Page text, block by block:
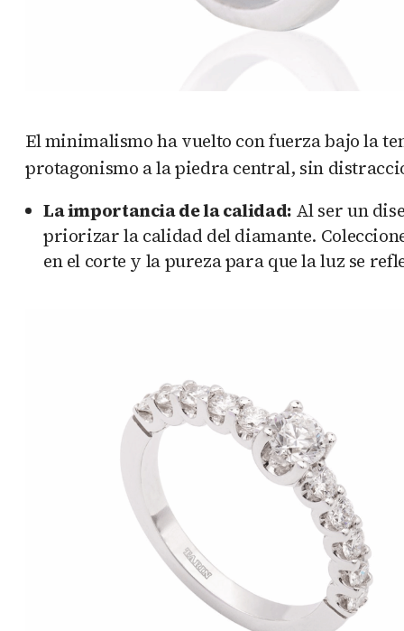
El minimalismo ha vuelto con fuerza bajo la
protagonismo a la piedra central, sin
La importancia de la calidad:Al ser un
priorizar la calidad del diamante.
en el corte y la pureza para que la luz se